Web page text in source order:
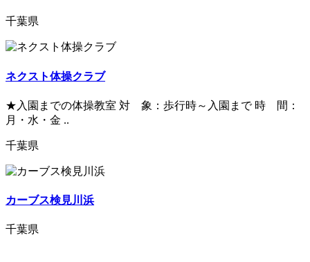
千葉県
ネクスト体操クラブ
★入園までの体操教室 対 象：歩行時～入園まで 時 間：
月・水・金 ..
千葉県
カーブス検見川浜
千葉県